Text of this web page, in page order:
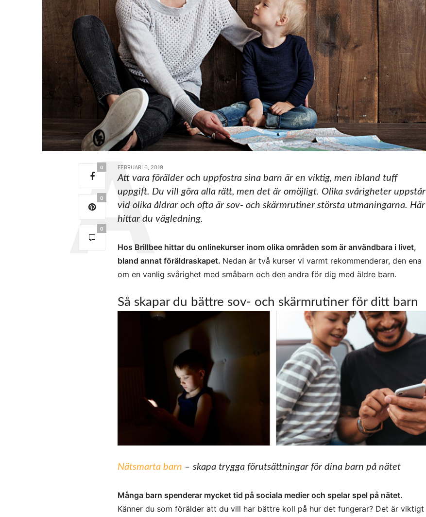
0
0
0
FEBRUARI 6, 2019
Att vara förälder och uppfostra sina barn är en viktig, men ibland tuff
uppgift. Du vill göra alla rätt, men det är omöjligt. Olika svårigheter uppstår
vid olika åldrar och ofta är sov- och skärmrutiner största utmaningarna. Här
hittar du vägledning.
Hos Brillbee hittar du onlinekurser inom olika områden som är användbara i livet,
bland annat föräldraskapet. Nedan är två kurser vi varmt rekommenderar, den ena
om en vanlig svårighet med småbarn och den andra för dig med äldre barn.
Så skapar du bättre sov- och skärmrutiner för ditt barn
Nätsmarta barn – skapa trygga förutsättningar för dina barn på nätet
Många barn spenderar mycket tid på sociala medier och spelar spel på nätet.
Känner du som förälder att du vill har bättre koll på hur det fungerar? Det är viktigt